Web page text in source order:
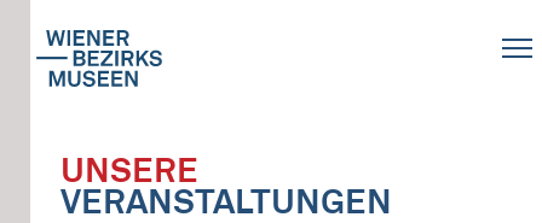
UNSERE
VERANSTALTUNGEN